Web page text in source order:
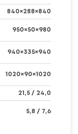
840×288×840
950×50×980
940×335×940
1020×90×1020
21,5 / 24,0
5,8 / 7,6